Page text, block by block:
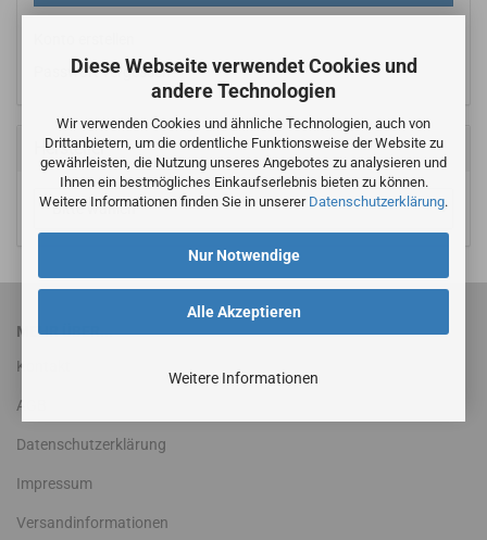
Diese Webseite verwendet Cookies und
andere Technologien
Wir verwenden Cookies und ähnliche Technologien, auch von
Drittanbietern, um die ordentliche Funktionsweise der Website zu
gewährleisten, die Nutzung unseres Angebotes zu analysieren und
Ihnen ein bestmögliches Einkaufserlebnis bieten zu können.
Weitere Informationen finden Sie in unserer Datenschutzerklärung.
Alle Akzeptieren
Nur Notwendige
Weitere Informationen
Passwort vergessen?
Hersteller
MEHR ÜBER...
Kontakt
AGB
Datenschutzerklärung
Impressum
Versandinformationen